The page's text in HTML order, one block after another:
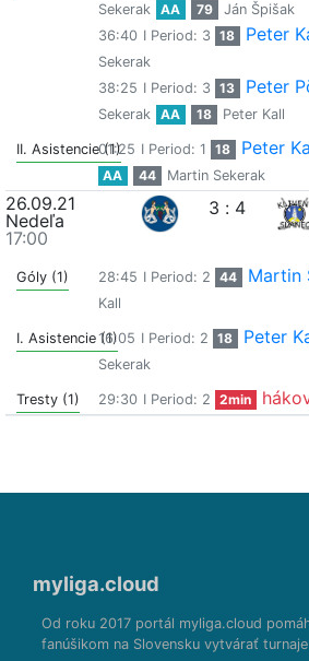
Sekerak
AA 79
Ján Špišak
36:40 I Period: 3 18 Peter
Sekerak
38:25 I Period: 3 13 Peter
Sekerak
AA 18 Peter Kall
II. Asistencie (1)
01:25 I Period: 1 18 Peter
AA
44 Martin Sekerak
26.09.21
Nedeľa
17:00
3 : 4
Góly (1) 28:45 I Period: 2 44 Martin
Kall
I. Asistencie (1)16:05 I Period: 2 18 Peter
Sekerak
Tresty (1) 29:30 I Period: 2 2min
myliga.cloud
Od roku 2017 portál myliga.cloud
fanúšikom na Slovensku vytvárať